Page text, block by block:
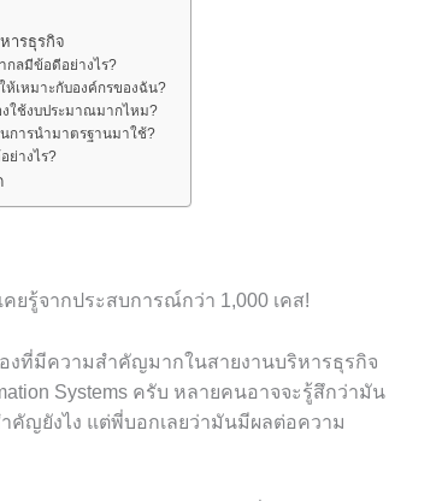
ารธุรกิจ
ลมีข้อดีอย่างไร?
ห้เหมาะกับองค์กรของฉัน?
ใช้งบประมาณมากไหม?
การนำมาตรฐานมาใช้?
ย่างไร?
ยรู้จากประสบการณ์กว่า 1,000 เคส!
งที่มีความสำคัญมากในสายงานบริหารธุรกิจ
Systems ครับ หลายคนอาจจะรู้สึกว่ามัน
คัญยังไง แต่พี่บอกเลยว่ามันมีผลต่อความ